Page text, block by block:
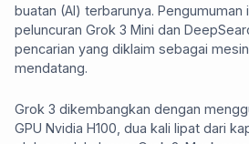
buatan (AI) terbarunya. Pengumuman
peluncuran Grok 3 Mini dan
pencarian yang diklaim sebagai
mendatang.
Grok 3 dikembangkan dengan
GPU Nvidia H100, dua kali lipat dari